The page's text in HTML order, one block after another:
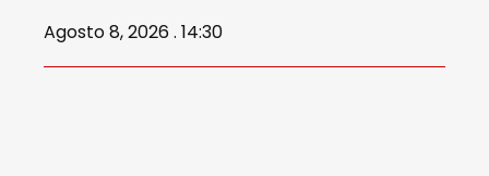
Agosto 8, 2026 . 14:30